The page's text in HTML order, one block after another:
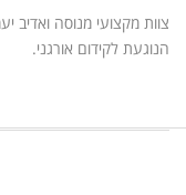
צוות מקצועי מנוסה ואדיב
הנוגעת לקידום אורגני.